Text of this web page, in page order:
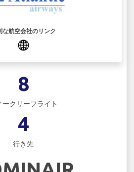
な航空会社のリンク
8
ークリーフライト
4
行き先